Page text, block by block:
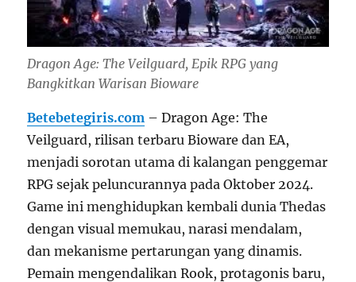
Dragon Age: The Veilguard, Epik RPG yang
Bangkitkan Warisan Bioware
Betebetegiris.com – Dragon Age: The
Veilguard, rilisan terbaru Bioware dan EA,
menjadi sorotan utama di kalangan penggemar
RPG sejak peluncurannya pada Oktober 2024.
Game ini menghidupkan kembali dunia Thedas
dengan visual memukau, narasi mendalam,
dan mekanisme pertarungan yang dinamis.
Pemain mengendalikan Rook, protagonis baru,